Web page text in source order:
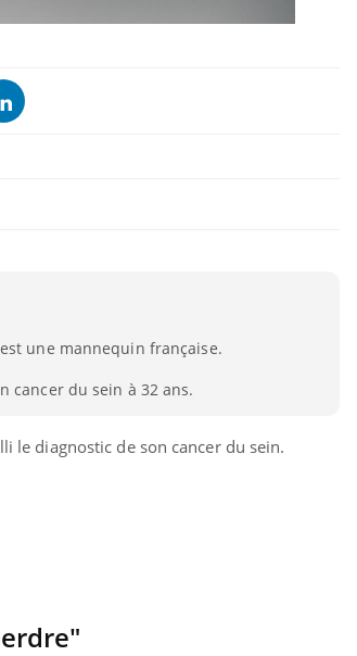
une mannequin française.
cancer du sein à 32 ans.
le diagnostic de son cancer du sein.
rendpatients comme parfois chez les soignants.